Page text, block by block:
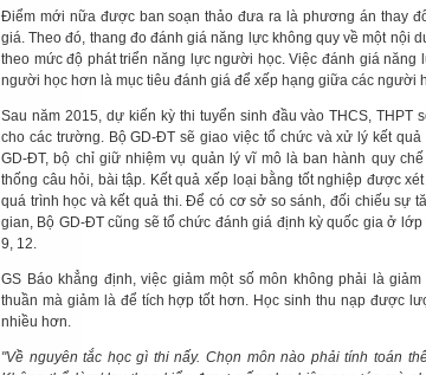
Điểm mới nữa được ban soạn thảo đưa ra là phương án thay
giá. Theo đó, thang đo đánh giá năng lực không quy về một nội
theo mức độ phát triển năng lực người học. Việc đánh giá năng
người học hơn là mục tiêu đánh giá để xếp hạng giữa các người
Sau năm 2015, dự kiến kỳ thi tuyển sinh đầu vào THCS, THPT
cho các trường. Bộ GD-ĐT sẽ giao việc tổ chức và xử lý kết
GD-ĐT, bộ chỉ giữ nhiệm vụ quản lý vĩ mô là ban hành quy
thống câu hỏi, bài tập. Kết quả xếp loại bằng tốt nghiệp được
quá trình học và kết quả thi. Để có cơ sở so sánh, đối chiếu sự
gian, Bộ GD-ĐT cũng sẽ tổ chức đánh giá định kỳ quốc gia ở
9, 12.
GS Báo khẳng định, việc giảm một số môn không phải là
thuần mà giảm là để tích hợp tốt hơn. Học sinh thu nạp được
nhiều hơn.
"Về nguyên tắc học gì thi nấy. Chọn môn nào phải tính toán